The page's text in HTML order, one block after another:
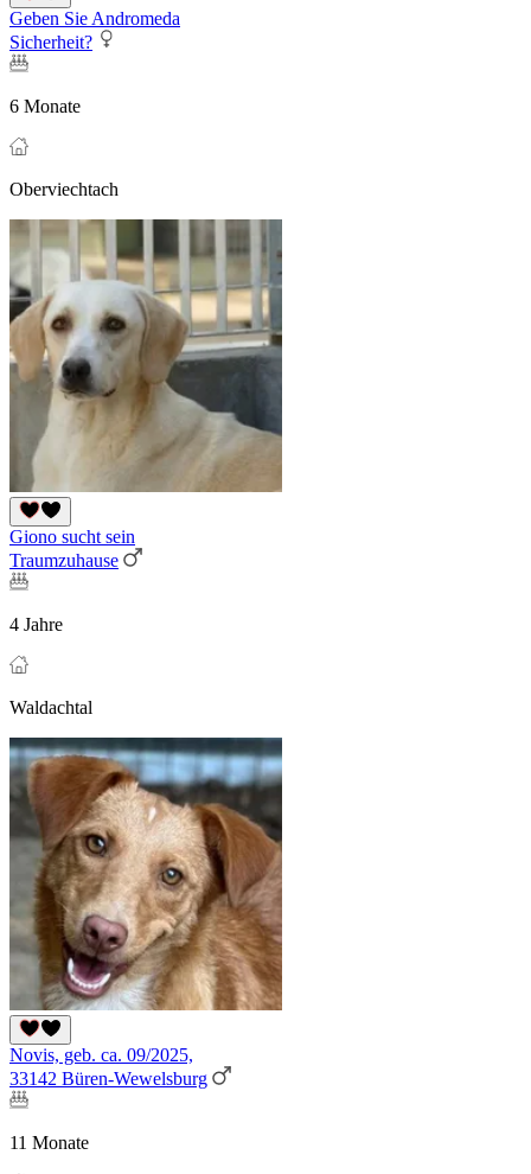
Geben Sie Andromeda
Sicherheit?
6 Monate
Oberviechtach
Giono sucht sein
Traumzuhause
4 Jahre
Waldachtal
Novis, geb. ca. 09/2025,
33142 Büren-Wewelsburg
11 Monate